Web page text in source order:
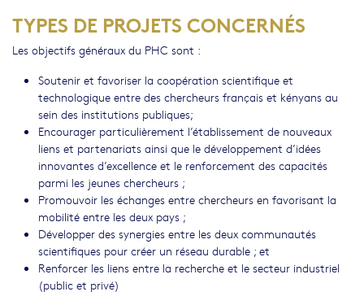
TYPES DE PROJETS CONCERNÉS
Les objectifs généraux du PHC sont :
Soutenir et favoriser la coopération scientifique et
technologique entre des chercheurs français et kényans au
sein des institutions publiques;
Encourager particulièrement l’établissement de nouveaux
liens et partenariats ainsi que le développement d’idées
innovantes d’excellence et le renforcement des capacités
parmi les jeunes chercheurs ;
Promouvoir les échanges entre chercheurs en favorisant la
mobilité entre les deux pays ;
Développer des synergies entre les deux communautés
scientifiques pour créer un réseau durable ; et
Renforcer les liens entre la recherche et le secteur industriel
(public et privé)